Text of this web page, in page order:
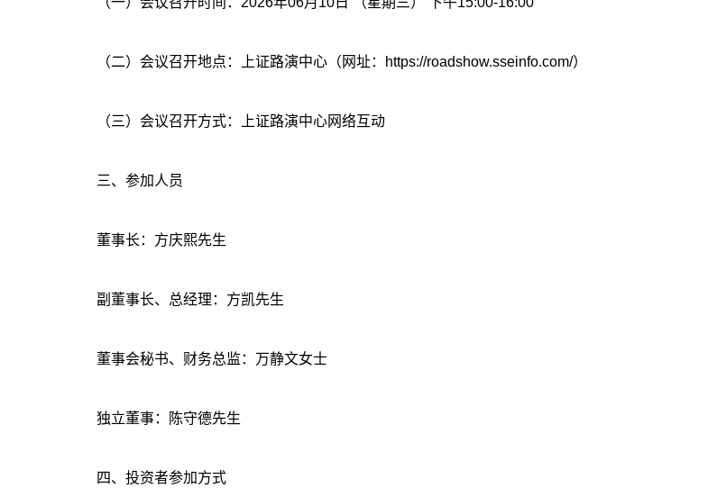
（二）会议召开地点：上证路演中心（网址：https://roadshow.sseinfo.com/）
（三）会议召开方式：上证路演中心网络互动
三、参加人员
董事长：方庆熙先生
副董事长、总经理：方凯先生
董事会秘书、财务总监：万静文女士
独立董事：陈守德先生
四、投资者参加方式